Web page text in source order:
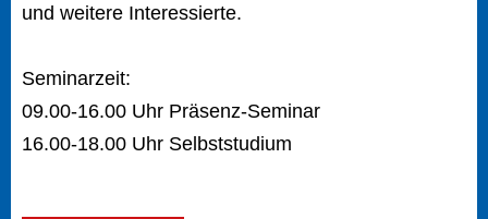
und weitere Interessierte.
Seminarzeit:
09.00-16.00 Uhr Präsenz-Seminar
16.00-18.00 Uhr Selbststudium